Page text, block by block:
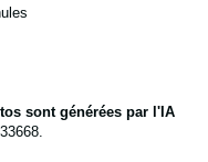
sont générées par l'IA